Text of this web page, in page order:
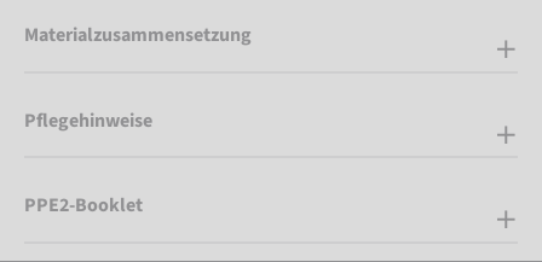
Materialzusammensetzung
Pflegehinweise
PPE2-Booklet